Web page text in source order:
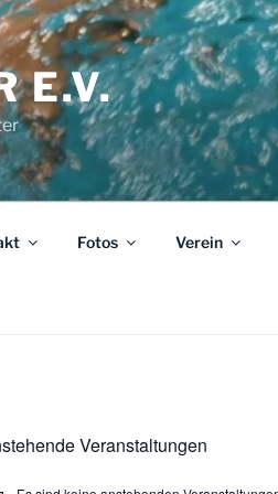
E.V.
Fotos Verein
Veranstaltungen